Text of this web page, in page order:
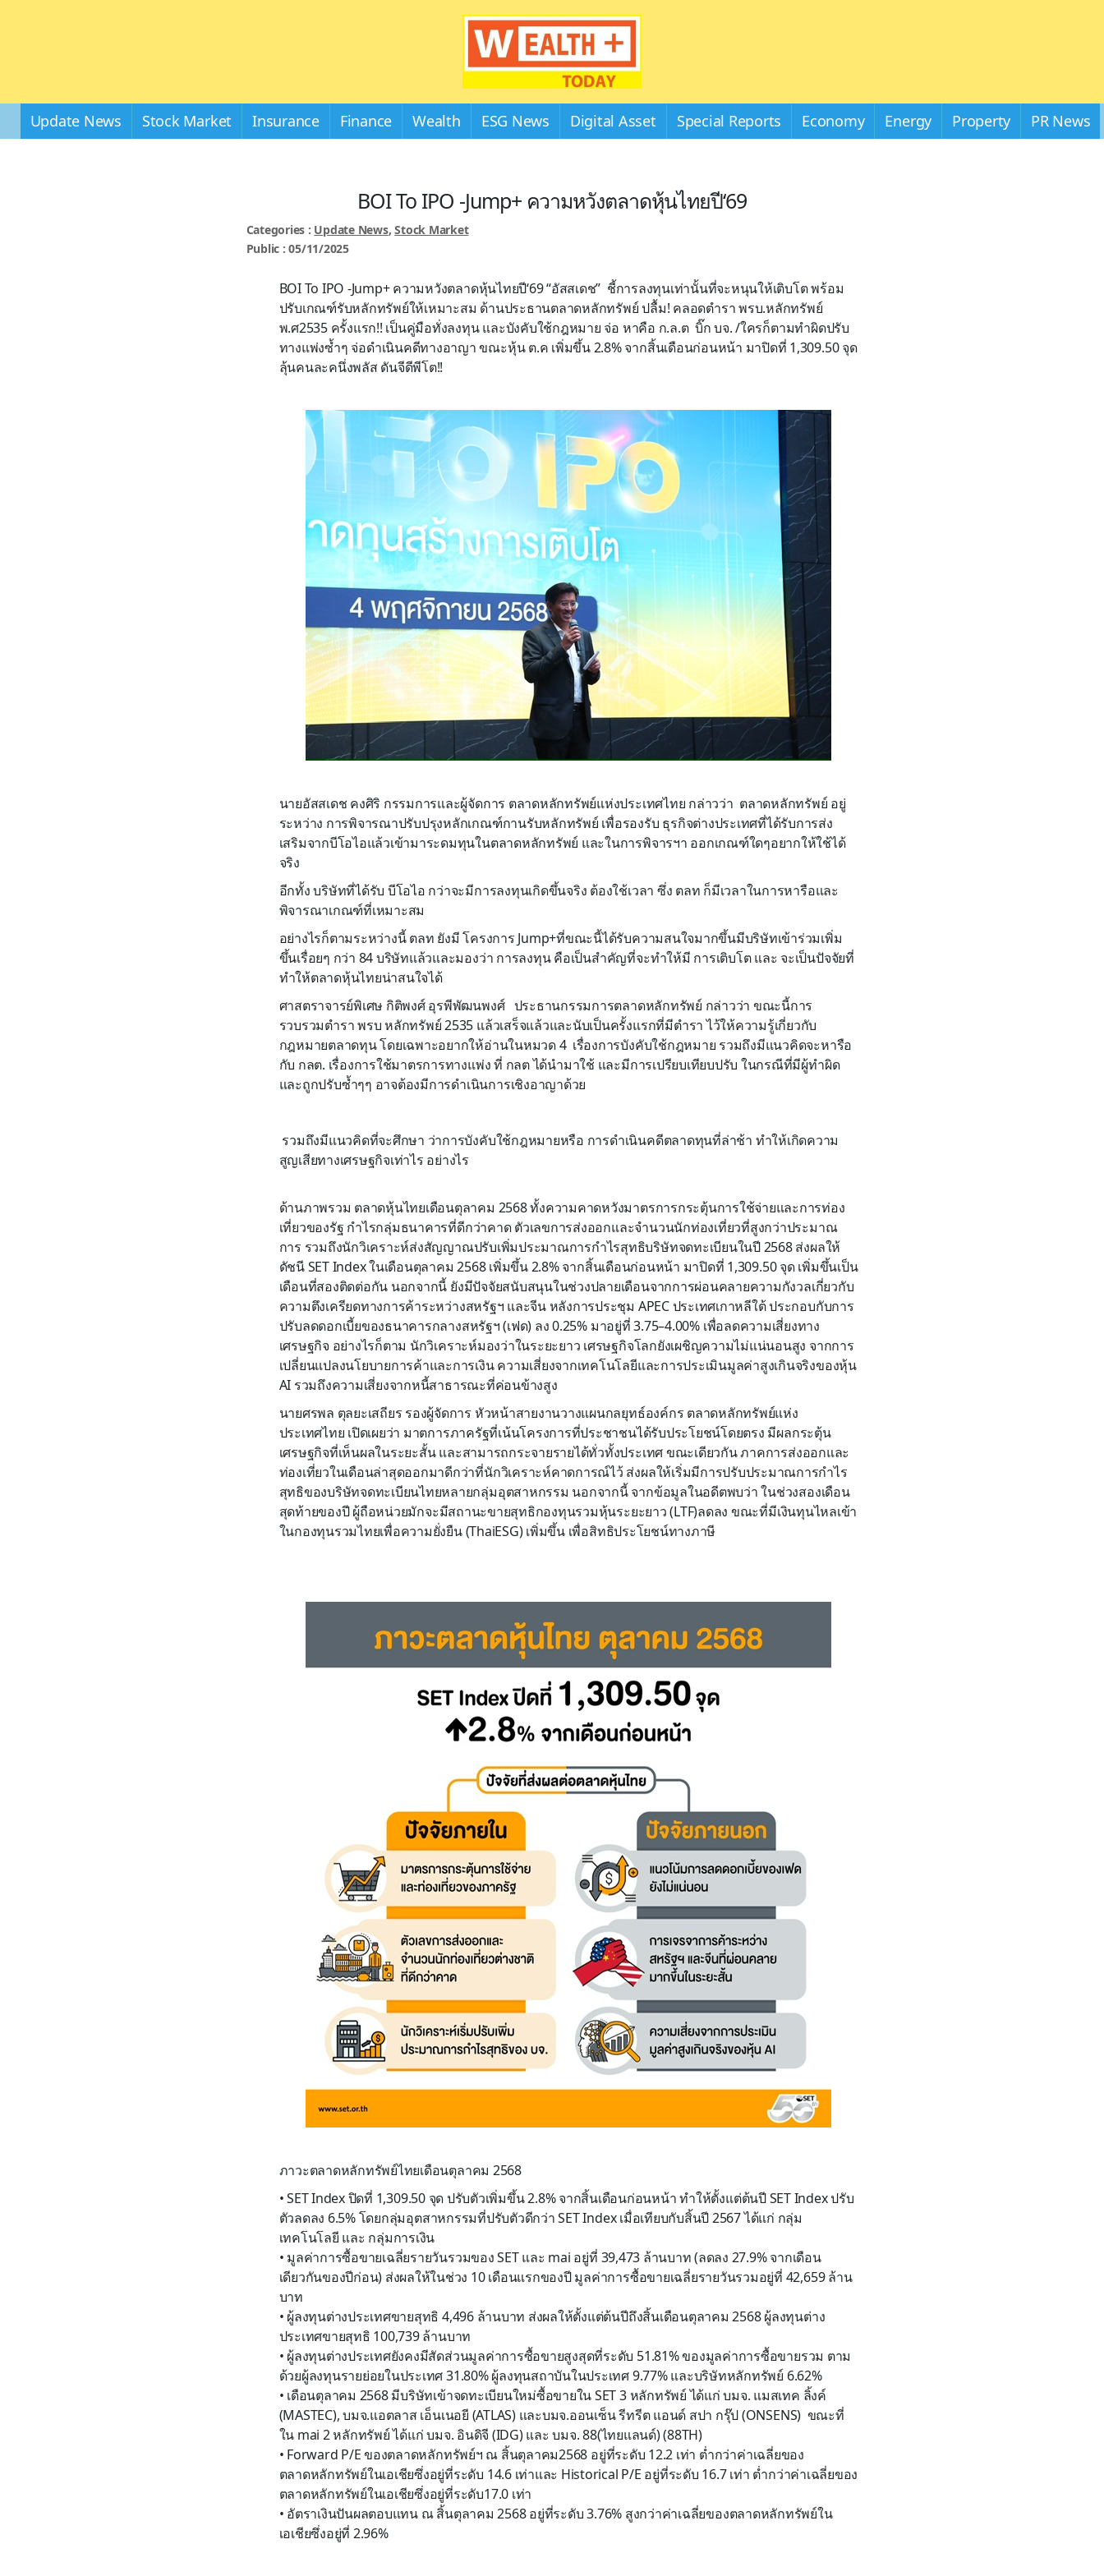
Update News Stock Market Insurance Finance Wealth ESG News Digital Asset Special Reports Economy Energy Property PR News
BOI To IPO -Jump+ ความหวังตลาดหุ้นไทยปี‘69
Categories : Update News,Stock Market
Public : 05/11/2025
BOI To IPO -Jump+ ความหวังตลาดหุ้นไทยปี‘69 “อัสสเดช” ชี้การลงทุนเท่านั้นที่จะหนุนให้เติบโต พร้อม
ปรับเกณฑ์รับหลักทรัพย์ให้เหมาะสม ด้านประธานตลาดหลักทรัพย์ ปลื้ม! คลอดตำรา พรบ.หลักทรัพย์
พ.ศ2535 ครั้งแรก!! เป็นคู่มือทั่งลงทุน และบังคับใช้กฎหมาย จ่อ หาคือ ก.ล.ต บิ๊ก บจ. /ใครก็ตามทำผิดปรับ
ทางแพ่งซ้ำๆ จ่อดำเนินคดีทางอาญา ขณะหุ้น ต.ค เพิ่มขึ้น 2.8% จากสิ้นเดือนก่อนหน้า มาปิดที่ 1,309.50 จุด
ลุ้นคนละคนึ่งพลัส ดันจีดีพีโต!!
นายอัสสเดช คงศิริ กรรมการและผู้จัดการ ตลาดหลักทรัพย์แห่งประเทศไทย กล่าวว่า ตลาดหลักทรัพย์ อยู่
ระหว่าง การพิจารณาปรับปรุงหลักเกณฑ์กานรับหลักทรัพย์ เพื่อรองรับ ธุรกิจต่างประเทศที่ได้รับการส่ง
เสริมจากบีโอไอแล้วเข้ามาระดมทุนในตลาดหลักทรัพย์ และในการพิจารฯา ออกเกณฑ์ใดๆอยากให้ใช้ได้
จริง
อีกทั้ง บริษัทที่ได้รับ บีโอไอ กว่าจะมีการลงทุนเกิดขึ้นจริง ต้องใช้เวลา ซึ่ง ตลท ก็มีเวลาในการหารือและ
พิจารณาเกณฑ์ที่เหมาะสม
อย่างไรก็ตามระหว่างนี้ ตลท ยังมี โครงการ Jump+ที่ขณะนี้ได้รับความสนใจมากขึ้นมีบริษัทเข้าร่วมเพิ่ม
ขึ้นเรื่อยๆ กว่า 84 บริษัทแล้วและมองว่า การลงทุน คือเป็นสำคัญที่จะทำให้มี การเติบโต และ จะเป็นปัจจัยที่
ทำให้ตลาดหุ้นไทยน่าสนใจได้
ศาสตราจารย์พิเศษ กิติพงศ์ อุรพีพัฒนพงศ์ ประธานกรรมการตลาดหลักทรัพย์ กล่าวว่า ขณะนี้การ
รวบรวมตำรา พรบ หลักทรัพย์ 2535 แล้วเสร็จแล้วและนับเป็นครั้งแรกที่มีตำรา ไว้ให้ความรู้เกี่ยวกับ
กฎหมายตลาดทุน โดยเฉพาะอยากให้อ่านในหมวด 4 เรื่องการบังคับใช้กฎหมาย รวมถึงมีแนวคิดจะหารือ
กับ กลต. เรื่องการใช้มาตรการทางแพ่ง ที่ กลต ได้นำมาใช้ และมีการเปรียบเทียบปรับ ในกรณีที่มีผู้ทำผิด
และถูกปรับซ้ำๆๆ อาจต้องมีการดำเนินการเชิงอาญาด้วย
รวมถึงมีแนวคิดที่จะศึกษา ว่าการบังคับใช้กฎหมายหรือ การดำเนินคดีตลาดทุนที่ล่าช้า ทำให้เกิดความ
สูญเสียทางเศรษฐกิจเท่าไร อย่างไร
ด้านภาพรวม ตลาดหุ้นไทยเดือนตุลาคม 2568ทั้งความคาดหวังมาตรการกระตุ้นการใช้จ่ายและการท่อง
เที่ยวของรัฐ กำไรกลุ่มธนาคารที่ดีกว่าคาดตัวเลขการส่งออกและจำนวนนักท่องเที่ยวที่สูงกว่าประมาณ
การ รวมถึงนักวิเคราะห์ส่งสัญญาณปรับเพิ่มประมาณการกำไรสุทธิบริษัทจดทะเบียนในปี2568ส่งผลให้
ดัชนีSET Indexในเดือนตุลาคม2568เพิ่มขึ้น2.8%จากสิ้นเดือนก่อนหน้า มาปิดที่ 1,309.50จุดเพิ่มขึ้นเป็น
เดือนที่สองติดต่อกัน นอกจากนี้ ยังมีปัจจัยสนับสนุนในช่วงปลายเดือนจากการผ่อนคลายความกังวลเกี่ยวกับ
ความตึงเครียดทางการค้าระหว่างสหรัฐฯ และจีน หลังการประชุม APECประเทศเกาหลีใต้ประกอบกับการ
ปรับลดดอกเบี้ยของธนาคารกลางสหรัฐฯ(เฟด) ลง0.25% มาอยู่ที่3.75–4.00% เพื่อลดความเสี่ยงทาง
เศรษฐกิจ อย่างไรก็ตาม นักวิเคราะห์มองว่าในระยะยาว เศรษฐกิจโลกยังเผชิญความไม่แน่นอนสูง จากการ
เปลี่ยนแปลงนโยบายการค้าและการเงิน ความเสี่ยงจากเทคโนโลยีและการประเมินมูลค่าสูงเกินจริงของหุ้น
AI รวมถึงความเสี่ยงจากหนี้สาธารณะที่ค่อนข้างสูง
นายศรพล ตุลยะเสถียร รองผู้จัดการ หัวหน้าสายงานวางแผนกลยุทธ์องค์กร ตลาดหลักทรัพย์แห่ง
ประเทศไทย เปิดเผยว่า มาตการภาครัฐที่เน้นโครงการที่ประชาชนได้รับประโยชน์โดยตรง มีผลกระตุ้น
เศรษฐกิจที่เห็นผลในระยะสั้น และสามารถกระจายรายได้ทั่วทั้งประเทศ ขณะเดียวกันภาคการส่งออกและ
ท่องเที่ยวในเดือนล่าสุดออกมาดีกว่าที่นักวิเคราะห์คาดการณ์ไว้ส่งผลให้เริ่มมีการปรับประมาณการกำไร
สุทธิของบริษัทจดทะเบียนไทยหลายกลุ่มอุตสาหกรรม นอกจากนี้จากข้อมูลในอดีตพบว่า ในช่วงสองเดือน
สุดท้ายของปี ผู้ถือหน่วยมักจะมีสถานะขายสุทธิกองทุนรวมหุ้นระยะยาว(LTF)ลดลง ขณะที่มีเงินทุนไหลเข้า
ในกองทุนรวมไทยเพื่อความยั่งยืน(ThaiESG) เพิ่มขึ้น เพื่อสิทธิประโยชน์ทางภาษี
ภาวะตลาดหลักทรัพย์ไทยเดือนตุลาคม 2568
•SET Indexปิดที่ 1,309.50จุด ปรับตัวเพิ่มขึ้น2.8% จากสิ้นเดือนก่อนหน้า ทำให้ตั้งแต่ต้นปีSET Indexปรับ
ตัวลดลง 6.5%โดยกลุ่มอุตสาหกรรมที่ปรับตัวดีกว่าSET Indexเมื่อเทียบกับสิ้นปี2567ได้แก่ กลุ่ม
เทคโนโลยี และ กลุ่มการเงิน
• มูลค่าการซื้อขายเฉลี่ยรายวันรวมของSETและ mai อยู่ที่ 39,473 ล้านบาท (ลดลง 27.9% จากเดือน
เดียวกันของปีก่อน) ส่งผลให้ในช่วง 10เดือนแรกของปี มูลค่าการซื้อขายเฉลี่ยรายวันรวมอยู่ที่ 42,659ล้าน
บาท
• ผู้ลงทุนต่างประเทศขายสุทธิ 4,496 ล้านบาท ส่งผลให้ตั้งแต่ต้นปีถึงสิ้นเดือนตุลาคม 2568 ผู้ลงทุนต่าง
ประเทศขายสุทธิ 100,739ล้านบาท
• ผู้ลงทุนต่างประเทศยังคงมีสัดส่วนมูลค่าการซื้อขายสูงสุดที่ระดับ 51.81% ของมูลค่าการซื้อขายรวม ตาม
ด้วยผู้ลงทุนรายย่อยในประเทศ31.80% ผู้ลงทุนสถาบันในประเทศ9.77% และบริษัทหลักทรัพย์ 6.62%
• เดือนตุลาคม 2568 มีบริษัทเข้าจดทะเบียนใหม่ซื้อขายในSET 3หลักทรัพย์ ได้แก่ บมจ. แมสเทค ลิ้งค์
(MASTEC),บมจ.แอตลาส เอ็นเนอยี (ATLAS)และบมจ.ออนเซ็น รีทรีต แอนด์ สปา กรุ๊ป (ONSENS) ขณะที่
ใน mai 2หลักทรัพย์ ได้แก่ บมจ. อินดิจี (IDG)และ บมจ. 88(ไทยแลนด์) (88TH)
• Forward P/Eของตลาดหลักทรัพย์ฯ ณ สิ้นตุลาคม2568 อยู่ที่ระดับ 12.2 เท่า ต่ำกว่าค่าเฉลี่ยของ
ตลาดหลักทรัพย์ในเอเชียซึ่งอยู่ที่ระดับ 14.6 เท่าและ Historical P/E อยู่ที่ระดับ 16.7 เท่า ต่ำกว่าค่าเฉลี่ยของ
ตลาดหลักทรัพย์ในเอเชียซึ่งอยู่ที่ระดับ17.0 เท่า
• อัตราเงินปันผลตอบแทน ณ สิ้นตุลาคม 2568 อยู่ที่ระดับ3.76% สูงกว่าค่าเฉลี่ยของตลาดหลักทรัพย์ใน
เอเชียซึ่งอยู่ที่ 2.96%